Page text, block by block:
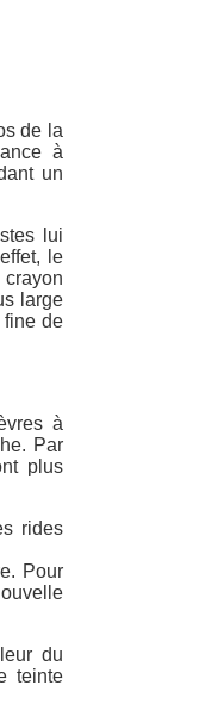
de la
à
un
lui
le
large
fine de
à
Par
plus
rides
Pour
du
teinte